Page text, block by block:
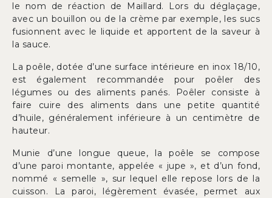
le nom de réaction de Maillard. Lors du déglaçage,
avec un bouillon ou de la crème par exemple, les sucs
fusionnent avec le liquide et apportent de la saveur à
la sauce.
La poêle, dotée d’une surface intérieure en inox 18/10,
est également recommandée pour poêler des
légumes ou des aliments panés. Poêler consiste à
faire cuire des aliments dans une petite quantité
d’huile, généralement inférieure à un centimètre de
hauteur.
Munie d’une longue queue, la poêle se compose
d’une paroi montante, appelée « jupe », et d’un fond,
nommé « semelle », sur lequel elle repose lors de la
cuisson. La paroi, légèrement évasée, permet aux